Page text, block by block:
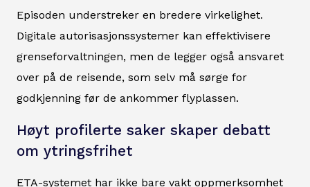
Episoden understreker en bredere virkelighet.
Digitale autorisasjonssystemer kan effektivisere
grenseforvaltningen, men de legger også ansvaret
over på de reisende, som selv må sørge for
godkjenning før de ankommer flyplassen.
Høyt profilerte saker skaper debatt
om ytringsfrihet
ETA-systemet har ikke bare vakt oppmerksomhet